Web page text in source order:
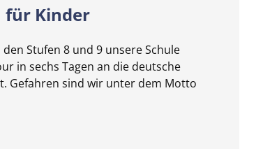
für Kinder
Stufen 8 und 9 unsere Schule
in sechs Tagen an die deutsche
Gefahren sind wir unter dem Motto